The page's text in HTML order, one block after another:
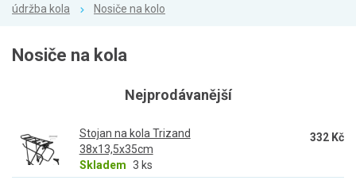
údržba kola
Nosiče na kolo
Nosiče na kola
Nejprodávanější
Stojan na kola Trizand
38x13,5x35cm
Skladem 3 ks
332 Kč